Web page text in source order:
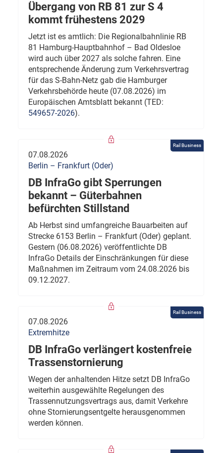
Übergang von RB 81 zur S 4
kommt frühestens 2029
Jetzt ist es amtlich: Die Regionalbahnlinie RB
81 Hamburg-Hauptbahnhof – Bad Oldesloe
wird auch über 2027 als solche fahren. Eine
entsprechende Änderung zum Verkehrsvertrag
für das S-Bahn-Netz gab die Hamburger
Verkehrsbehörde heute (07.08.2026) im
Europäischen Amtsblatt bekannt (TED:
549657-2026).
Rail Business
07.08.2026
Berlin – Frankfurt (Oder)
DB InfraGo gibt Sperrungen
bekannt – Güterbahnen
befürchten Stillstand
Ab Herbst sind umfangreiche Bauarbeiten auf
Strecke 6153 Berlin – Frankfurt (Oder) geplant.
Gestern (06.08.2026) veröffentlichte DB
InfraGo Details der Einschränkungen für diese
Maßnahmen im Zeitraum vom 24.08.2026 bis
09.12.2027.
Rail Business
07.08.2026
Extremhitze
DB InfraGo verlängert kostenfreie
Trassenstornierung
Wegen der anhaltenden Hitze setzt DB InfraGo
weiterhin ausgewählte Regelungen des
Trassennutzungsvertrags aus, damit Verkehre
ohne Stornierungsentgelte herausgenommen
werden können.